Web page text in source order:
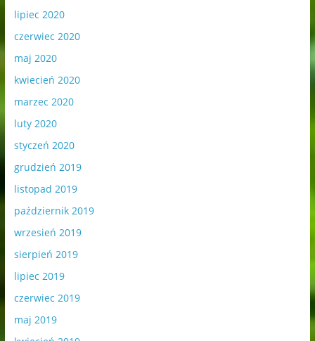
lipiec 2020
czerwiec 2020
maj 2020
kwiecień 2020
marzec 2020
luty 2020
styczeń 2020
grudzień 2019
listopad 2019
październik 2019
wrzesień 2019
sierpień 2019
lipiec 2019
czerwiec 2019
maj 2019